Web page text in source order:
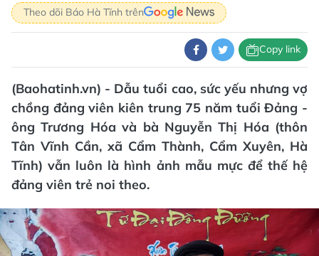
Theo dõi Báo Hà Tĩnh trên
Copy link
(Baohatinh.vn) - Dẫu tuổi cao, sức yếu nhưng vợ
chồng đảng viên kiên trung 75 năm tuổi Đảng -
ông Trương Hóa và bà Nguyễn Thị Hóa (thôn
Tân Vĩnh Cần, xã Cẩm Thành, Cẩm Xuyên, Hà
Tĩnh) vẫn luôn là hình ảnh mẫu mực để thế hệ
đảng viên trẻ noi theo.